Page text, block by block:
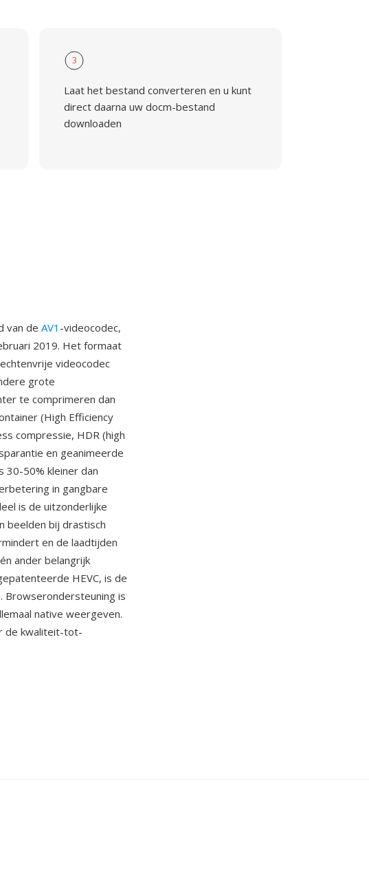
3
Laat het bestand converteren en u kunt
direct daarna uw docm-bestand
downloaden
van de AV1 -videocodec,
2019. Het formaat
videocodec
grote
te comprimeren dan
(High Efficiency
compressie, HDR (high
en geanimeerde
30-50% kleiner dan
in gangbare
is de uitzonderlijke
beelden bij drastisch
en de laadtijden
ander belangrijk
HEVC, is de
Browserondersteuning is
native weergeven.
de kwaliteit-tot-